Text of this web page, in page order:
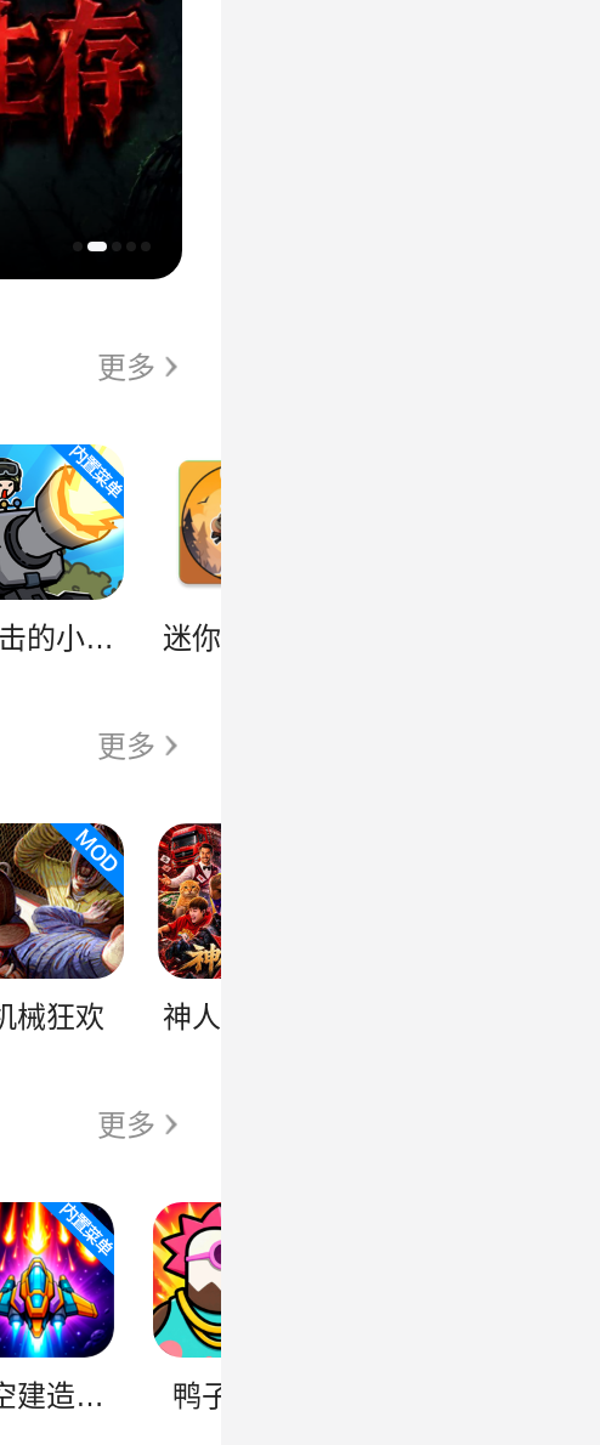
更多
进击的小兵（内置菜单）
更多
械狂欢 神人大乱斗
更多
太空建造者（辅助菜单） 鸭子背包